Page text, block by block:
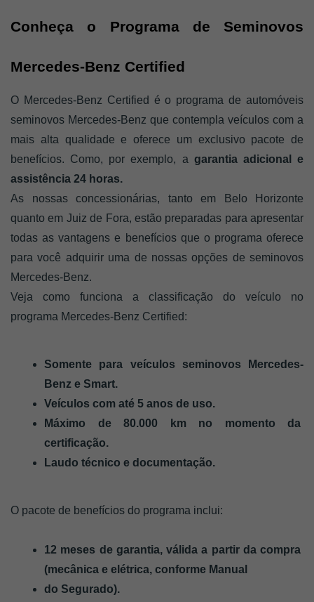
Conheça o Programa de Seminovos
Mercedes-Benz Certified
O Mercedes-Benz Certified é o programa de automóveis
seminovos Mercedes-Benz que contempla veículos com a
mais alta qualidade e oferece um exclusivo pacote de
benefícios. Como, por exemplo, a garantia adicional e
assistência 24 horas.
As nossas concessionárias, tanto em Belo Horizonte
quanto em Juiz de Fora, estão preparadas para apresentar
todas as vantagens e benefícios que o programa oferece
para você adquirir uma de nossas opções de seminovos
Mercedes-Benz.
Veja como funciona a classificação do veículo no
programa Mercedes-Benz Certified:
Somente para veículos seminovos Mercedes-
Benz e Smart.
Veículos com até 5 anos de uso.
Máximo de 80.000 km no momento da
certificação.
Laudo técnico e documentação.
O pacote de benefícios do programa inclui:
12 meses de garantia, válida a partir da compra
(mecânica e elétrica, conforme Manual
do Segurado).